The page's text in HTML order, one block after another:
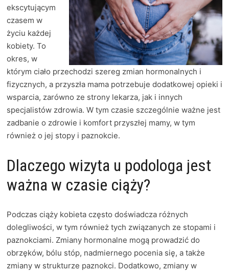
ekscytującym
czasem w
życiu każdej
kobiety. To
okres, w
którym ciało przechodzi szereg zmian hormonalnych i
fizycznych, a przyszła mama potrzebuje dodatkowej opieki i
wsparcia, zarówno ze strony lekarza, jak i innych
specjalistów zdrowia. W tym czasie szczególnie ważne jest
zadbanie o zdrowie i komfort przyszłej mamy, w tym
również o jej stopy i paznokcie.
Dlaczego wizyta u podologa jest
ważna w czasie ciąży?
Podczas ciąży kobieta często doświadcza różnych
dolegliwości, w tym również tych związanych ze stopami i
paznokciami. Zmiany hormonalne mogą prowadzić do
obrzęków, bólu stóp, nadmiernego pocenia się, a także
zmiany w strukturze paznokci. Dodatkowo, zmiany w